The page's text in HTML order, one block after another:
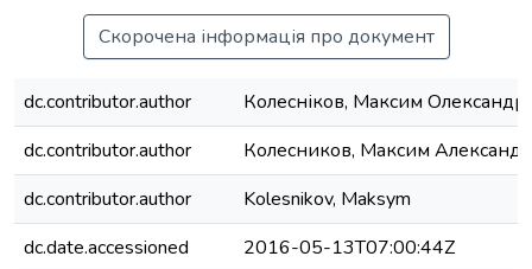
Скорочена інформація про документ
dc.contributor.author
Колесніков, Максим
dc.contributor.author
Колесников, Максим
dc.contributor.author
Kolesnikov, Maksym
dc.date.accessioned
2016-05-13T07:00:44Z